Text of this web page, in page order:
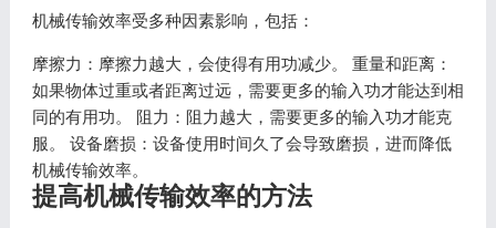
机械传输效率受多种因素影响，包括：
摩擦力：摩擦力越大，会使得有用功减少。 重量和距离：
如果物体过重或者距离过远，需要更多的输入功才能达到相
同的有用功。 阻力：阻力越大，需要更多的输入功才能克
服。 设备磨损：设备使用时间久了会导致磨损，进而降低
机械传输效率。
提高机械传输效率的方法